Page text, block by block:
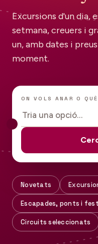
Excursions d'un dia,
setmana, creuers i
un, amb dates i
moment.
ON VOLS ANAR O
Tria una opció…
Novetats
Escapades, ponts i
Circuits seleccionats